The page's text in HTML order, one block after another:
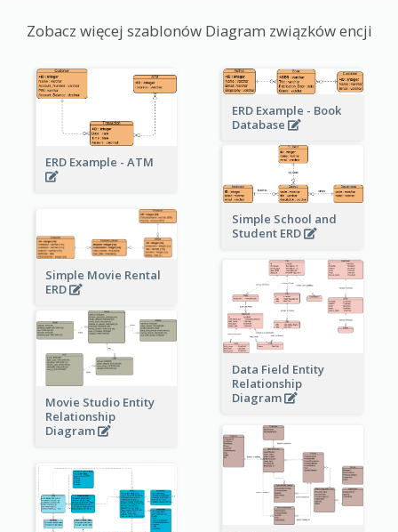
Zobacz więcej szablonów Diagram związków encji
ERD Example - ATM
ERD Example - Book
Database
Simple School and
Student ERD
Simple Movie Rental
ERD
Data Field Entity
Relationship
Diagram
Movie Studio Entity
Relationship
Diagram